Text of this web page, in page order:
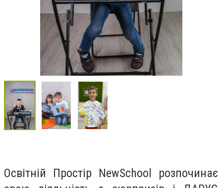
Освітній Простір NewSchool розпочинає